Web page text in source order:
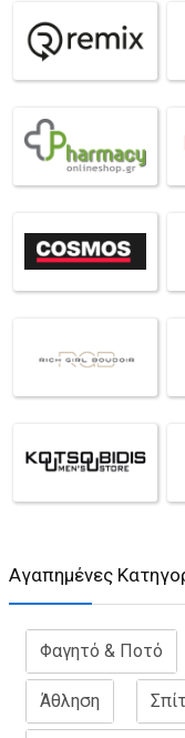
Aγαπημένες
Φαγητό & Ποτό
Άθληση